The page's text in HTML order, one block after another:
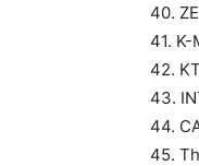
40.
41.
42.
43.
44.
45.